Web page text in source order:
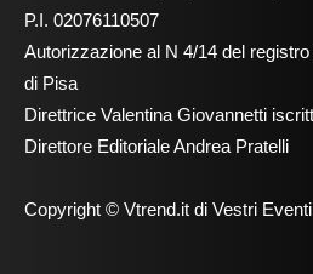
P.I. 02076110507
Autorizzazione al N 4/14 del
di Pisa
Direttrice Valentina Giovannetti
Direttore Editoriale Andrea Pratelli
Copyright © Vtrend.it di Vestri Eventi